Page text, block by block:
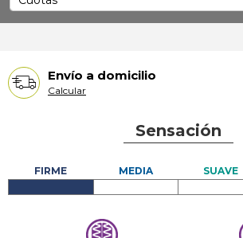
Envío a domicilio
Calcular
Sensación